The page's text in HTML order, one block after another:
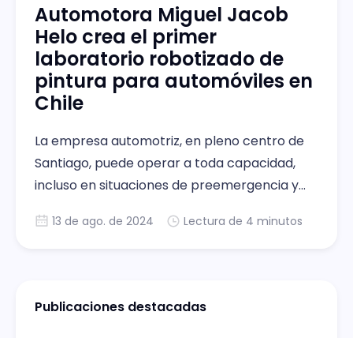
Automotora Miguel Jacob
Helo crea el primer
laboratorio robotizado de
pintura para automóviles en
Chile
La empresa automotriz, en pleno centro de
Santiago, puede operar a toda capacidad,
incluso en situaciones de preemergencia y
13 de ago. de 2024 Lectura de 4 minutos
Publicaciones destacadas